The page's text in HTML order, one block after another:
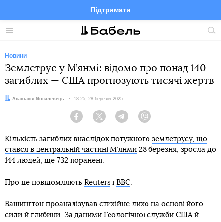
Меню
Підтримати
FacebookTelegramTwitter
Новини
Землетрус у М’янмі: відомо про понад 140
загиблих — США прогнозують тисячі жертв
Автор:
Анастасія Могилевець Дата:
18:25, 28 березня 2025
Facebook Twitter Telegram
Кількість загиблих внаслідок потужного землетрусу, що
стався в центральній частині М’янми 28 березня, зросла до
144 людей, ще 732 поранені.
Про це повідомляють Reuters і BBC.
Вашингтон проаналізував стихійне лихо на основі його
сили й глибини. За даними Геологічної служби США й